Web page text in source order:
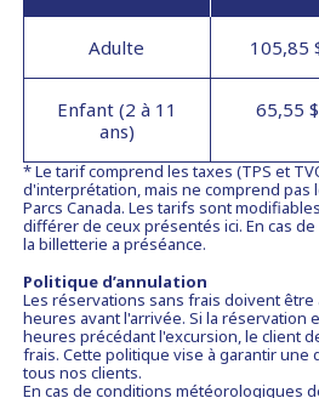
Adulte 105,85
Enfant (2 à 11
ans)
65,55 $
* Le tarif comprend les taxes (TPS et
d'interprétation, mais ne comprend pas
Parcs Canada. Les tarifs sont
différer de ceux présentés ici. En cas
la billetterie a préséance.
Politique d’annulation
Les réservations sans frais doivent être
heures avant l'arrivée. Si la réservation
heures précédant l'excursion, le client
frais. Cette politique vise à garantir une
tous nos clients.
En cas de conditions météorologiques